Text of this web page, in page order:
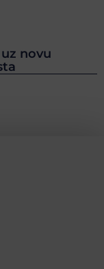
novu